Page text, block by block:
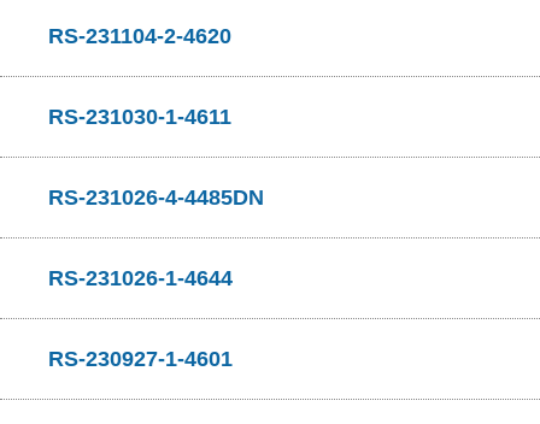
RS-231104-2-4620
RS-231030-1-4611
RS-231026-4-4485DN
RS-231026-1-4644
RS-230927-1-4601